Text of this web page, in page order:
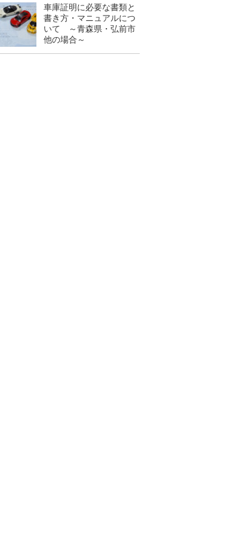
車庫証明に必要な書類と
書き方・マニュアルにつ
いて ～青森県・弘前市
他の場合～